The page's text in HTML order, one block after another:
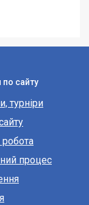
по сайту
турніри
процес